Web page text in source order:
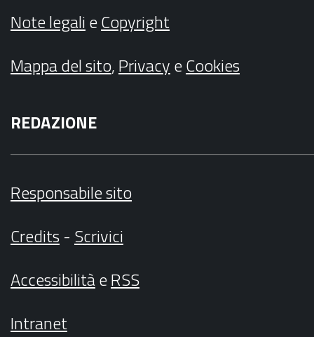
Note legalieCopyright
Mappa del sito,PrivacyeCookies
REDAZIONE
Responsabile sito
Credits- Scrivici
AccessibilitàeRSS
Intranet